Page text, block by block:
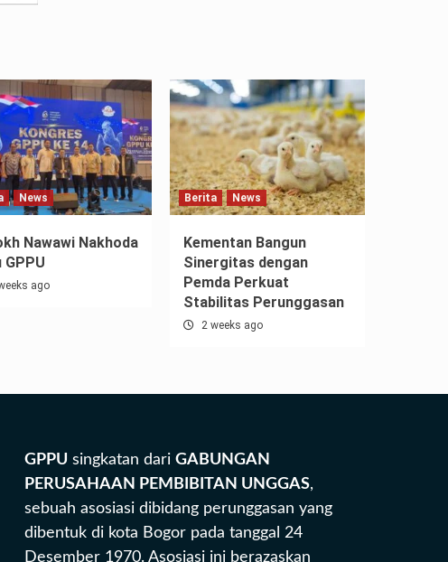
News
Nawawi Nakhoda
GPPU
ago
Berita News
Kementan Bangun
Sinergitas dengan
Pemda Perkuat
Stabilitas Perunggasan
2 weeks ago
GPPU singkatan dariGABUNGAN
PERUSAHAAN PEMBIBITAN UNGGAS,
sebuah asosiasi dibidang perunggasan yang
dibentuk di kota Bogor pada tanggal 24
Desember 1970. Asosiasi ini berazaskan